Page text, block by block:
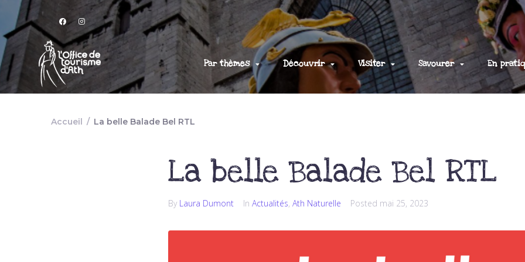
Par thèmes Découvrir Visiter Savourer En
Accueil / La belle Balade Bel RTL
La belle Balade Bel RTL
By Laura Dumont In Actualités, Ath Naturelle Posted mai 25, 2023